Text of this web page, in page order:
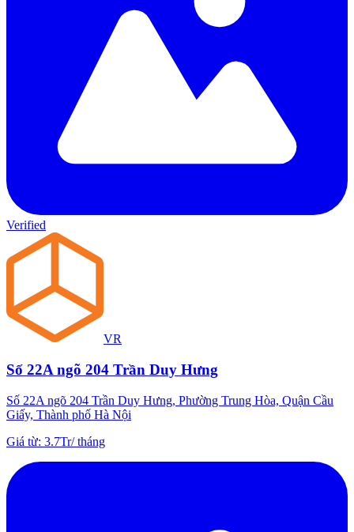
Verified
VR
Số 22A ngõ 204 Trần Duy Hưng
Số 22A ngõ 204 Trần Duy Hưng, Phường Trung Hòa, Quận Cầu
Giấy, Thành phố Hà Nội
Giá từ: 3.7Tr/tháng